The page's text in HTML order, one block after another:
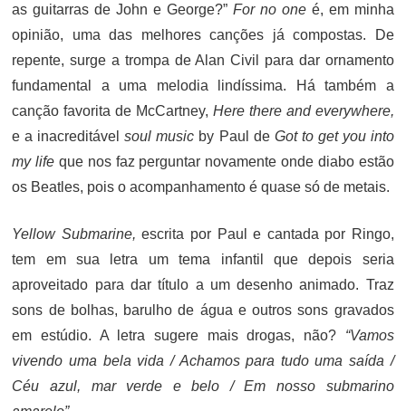
as guitarras de John e George?” For no oneé, em minha
opinião, uma das melhores canções já compostas. De
repente, surge a trompa de Alan Civil para dar ornamento
fundamental a uma melodia lindíssima. Há também a
canção favorita de McCartney, Here there and everywhere,
e a inacreditávelsoul music by Paul de Got to get you into
my lifeque nos faz perguntar novamente onde diabo estão
os Beatles, pois o acompanhamento é quase só de metais.
Yellow Submarine, escrita por Paul e cantada por Ringo,
tem em sua letra um tema infantil que depois seria
aproveitado para dar título a um desenho animado. Traz
sons de bolhas, barulho de água e outros sons gravados
em estúdio. A letra sugere mais drogas, não? “Vamos
vivendo uma bela vida / Achamos para tudo uma saída /
Céu azul, mar verde e belo / Em nosso submarino